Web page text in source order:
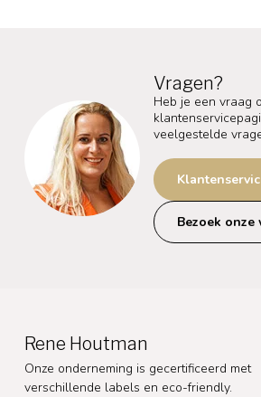
Vragen?
Heb je een vraag
veelgestelde
Bezoek
Rene Houtman
Onze onderneming is gecertificeerd met
verschillende labels en eco-friendly.